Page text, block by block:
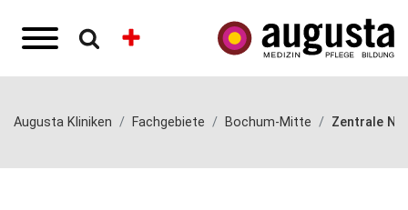
Augusta Kliniken Fachgebiete Bochum-Mitte Zentrale